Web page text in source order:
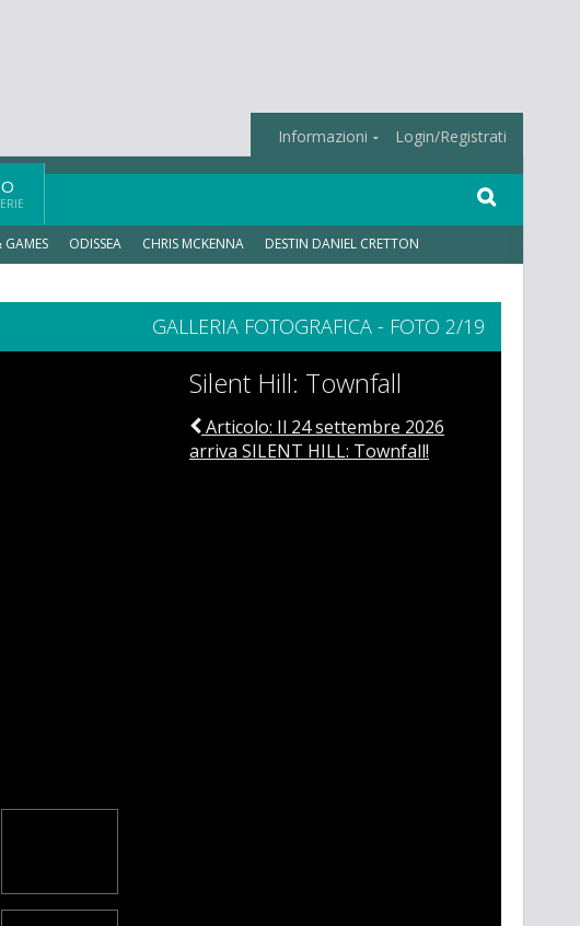
Informazioni Login/Registrati
GAMES ODISSEA CHRIS MCKENNA DESTIN DANIEL CRETTON
GALLERIA FOTOGRAFICA - FOTO 2/19
Silent Hill: Townfall
Articolo: Il 24 settembre 2026
arriva SILENT HILL: Townfall!